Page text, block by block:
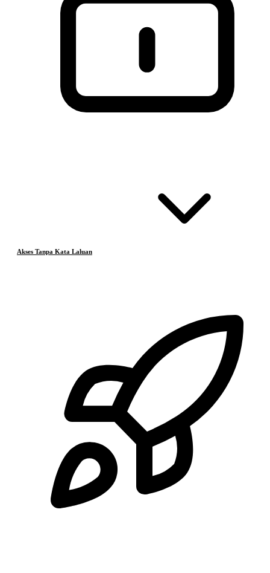
Akses Tanpa Kata Laluan